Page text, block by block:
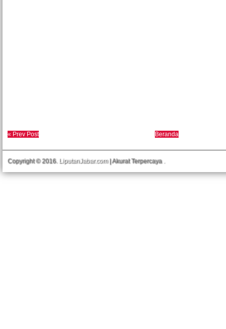
« Prev Post Beranda
Copyright © 2016. LiputanJabar.com| Akurat Terpercaya